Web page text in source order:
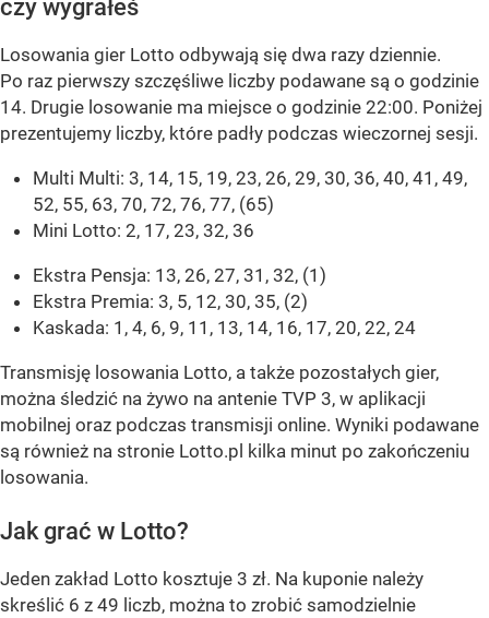
czy wygrałeś
Losowania gier Lotto odbywają się dwa razy dziennie.
Po raz pierwszy szczęśliwe liczby podawane są o godzinie
14. Drugie losowanie ma miejsce o godzinie 22:00. Poniżej
prezentujemy liczby, które padły podczas wieczornej sesji.
Multi Multi: 3, 14, 15, 19, 23, 26, 29, 30, 36, 40, 41, 49,
52, 55, 63, 70, 72, 76, 77, (65)
Mini Lotto: 2, 17, 23, 32, 36
Ekstra Pensja: 13, 26, 27, 31, 32, (1)
Ekstra Premia: 3, 5, 12, 30, 35, (2)
Kaskada: 1, 4, 6, 9, 11, 13, 14, 16, 17, 20, 22, 24
Transmisję losowania Lotto, a także pozostałych gier,
można śledzić na żywo na antenie TVP 3, w aplikacji
mobilnej oraz podczas transmisji online. Wyniki podawane
są również na stronie Lotto.pl kilka minut po zakończeniu
losowania.
Jak grać w Lotto?
Jeden zakład Lotto kosztuje 3 zł. Na kuponie należy
skreślić 6 z 49 liczb, można to zrobić samodzielnie